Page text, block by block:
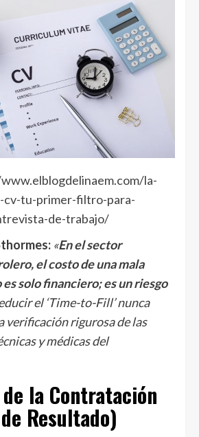
la-
cv-tu-primer-filtro-para-
de-trabajo/
: «En el sector
el costo de una mala
solo financiero; es un riesgo
el ‘Time-to-Fill’ nunca
verificación rigurosa de las
y médicas del
la Contratación
Resultado)